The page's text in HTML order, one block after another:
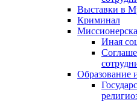
Выставки в
Криминал
Иная
Образование